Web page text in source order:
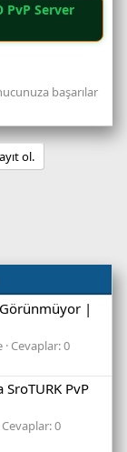
Server
başarılar
ol.
Görünmüyor |
Cevaplar: 0
SroTURK PvP
Cevaplar: 0